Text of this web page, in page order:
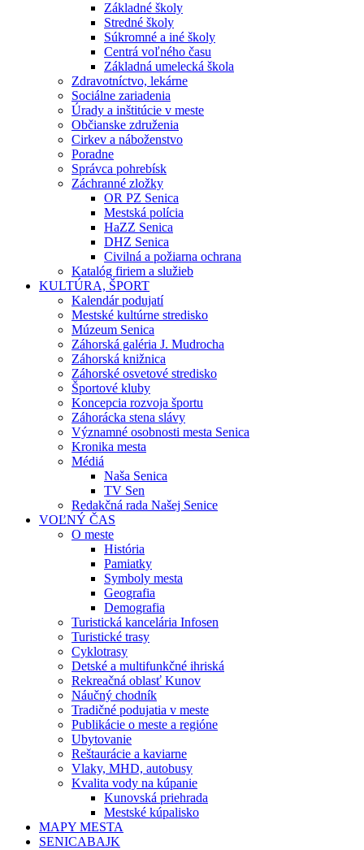
Základné školy
Stredné školy
Súkromné a iné školy
Centrá voľného času
Základná umelecká škola
Zdravotníctvo, lekárne
Sociálne zariadenia
Úrady a inštitúcie v meste
Občianske združenia
Cirkev a náboženstvo
Poradne
Správca pohrebísk
Záchranné zložky
OR PZ Senica
Mestská polícia
HaZZ Senica
DHZ Senica
Civilná a požiarna ochrana
Katalóg firiem a služieb
KULTÚRA, ŠPORT
Kalendár podujatí
Mestské kultúrne stredisko
Múzeum Senica
Záhorská galéria J. Mudrocha
Záhorská knižnica
Záhorské osvetové stredisko
Športové kluby
Koncepcia rozvoja športu
Záhorácka stena slávy
Významné osobnosti mesta Senica
Kronika mesta
Médiá
Naša Senica
TV Sen
Redakčná rada Našej Senice
VOĽNÝ ČAS
O meste
História
Pamiatky
Symboly mesta
Geografia
Demografia
Turistická kancelária Infosen
Turistické trasy
Cyklotrasy
Detské a multifunkčné ihriská
Rekreačná oblasť Kunov
Náučný chodník
Tradičné podujatia v meste
Publikácie o meste a regióne
Ubytovanie
Reštaurácie a kaviarne
Vlaky, MHD, autobusy
Kvalita vody na kúpanie
Kunovská priehrada
Mestské kúpalisko
MAPY MESTA
SENICABAJK